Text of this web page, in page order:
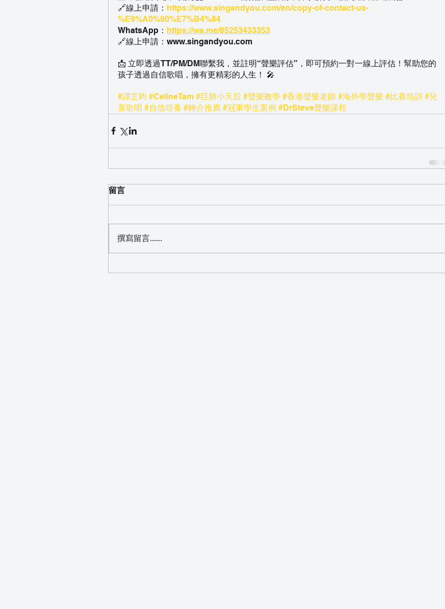
🔗線上申請： https://www.singandyou.com/en/copy-of-contact-us-
%E9%A0%90%E7%B4%84
WhatsApp： https://wa.me/85253433353
🔗線上申請：www.singandyou.com
📩 立即透過TT/PM/DM聯繫我，並註明“聲樂評估”，即可預約一對一線上評估！幫助您的
孩子透過自信歌唱，擁有更精彩的人生！ 🎤
#譚芷昀 #CelineTam #巨肺小天后 #聲樂教學 #香港聲樂老師 #海外學聲樂 #比賽培訓 #兒
童歌唱 #自信培養 #轉介推薦 #冠軍學生案例 #DrSteve聲樂課程
留言
撰寫留言......